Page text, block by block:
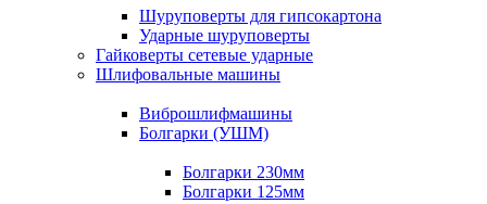
Шуруповерты для гипсокартона
Ударные шуруповерты
Гайковерты сетевые ударные
Шлифовальные машины
Виброшлифмашины
Болгарки (УШМ)
Болгарки 230мм
Болгарки 125мм